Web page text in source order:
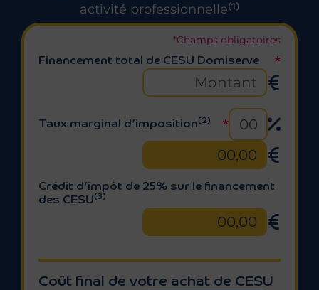
activité professionnelle(1)
*Champs obligatoires
Financement total de CESU Domiserve *
Taux marginal d’imposition(2) *
Crédit d’impôt de 25% sur le financement
des CESU(3)
Coût final de votre achat de CESU